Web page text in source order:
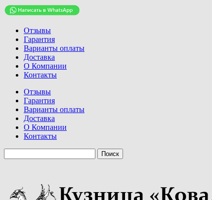
Отзывы
Гарантия
Варианты оплаты
Доставка
О Компании
Контакты
Отзывы
Гарантия
Варианты оплаты
Доставка
О Компании
Контакты